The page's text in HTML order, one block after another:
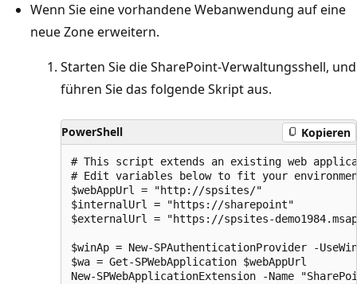
Wenn Sie eine vorhandene Webanwendung auf eine
neue Zone erweitern.
Starten Sie die SharePoint-Verwaltungsshell, und
führen Sie das folgende Skript aus.
PowerShell Kopieren
# This script extends an existing web
# Edit variables below to fit your
$webAppUrl = "http://spsites/"
$internalUrl = "https://sharepoint"
$externalUrl = "https://spsites-
$winAp = New-SPAuthenticationProvider -
$wa = Get-SPWebApplication $webAppUrl
New-SPWebApplicationExtension -Name